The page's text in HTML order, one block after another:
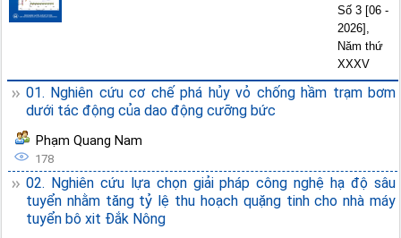
TÀI LIỆU
01. Nghiên cứu cơ chế phá hủy vỏ chống hầm trạm bơm
dưới tác động của dao động cưỡng bức
Phạm Quang Nam
178
02. Nghiên cứu lựa chọn giải pháp công nghệ hạ độ sâu
tuyển nhằm tăng tỷ lệ thu hoạch quặng tinh cho nhà máy
tuyển bô xit Đắk Nông